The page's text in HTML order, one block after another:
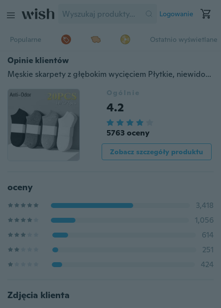
Logowanie
Popularne Ostatnio wyświetlane
Opinie klientów
Męskie skarpety z głębokim wycięciem Płytkie, niewidoczne skarpetki Wiosenne i letnie krótkie skarpetki Czysta bawełna Oddychające skarpetki Medias Femininas Skarpetki dla mężczyzn
Ogólnie
4.2
5763 oceny
Zobacz szczegóły produktu
oceny
3,418
1,056
614
251
424
Zdjęcia klienta